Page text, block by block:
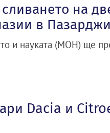
на
в
и науката (МОН) ще
Dacia и